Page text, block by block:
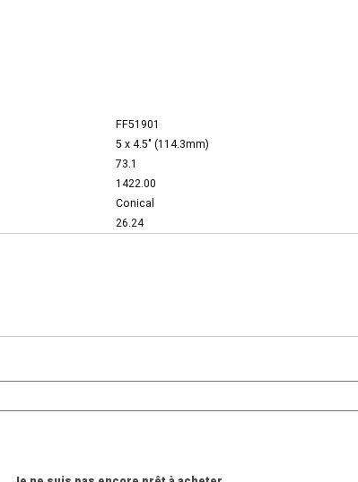
FF51901
5 x 4.5" (114.3mm)
73.1
1422.00
Conical
26.24